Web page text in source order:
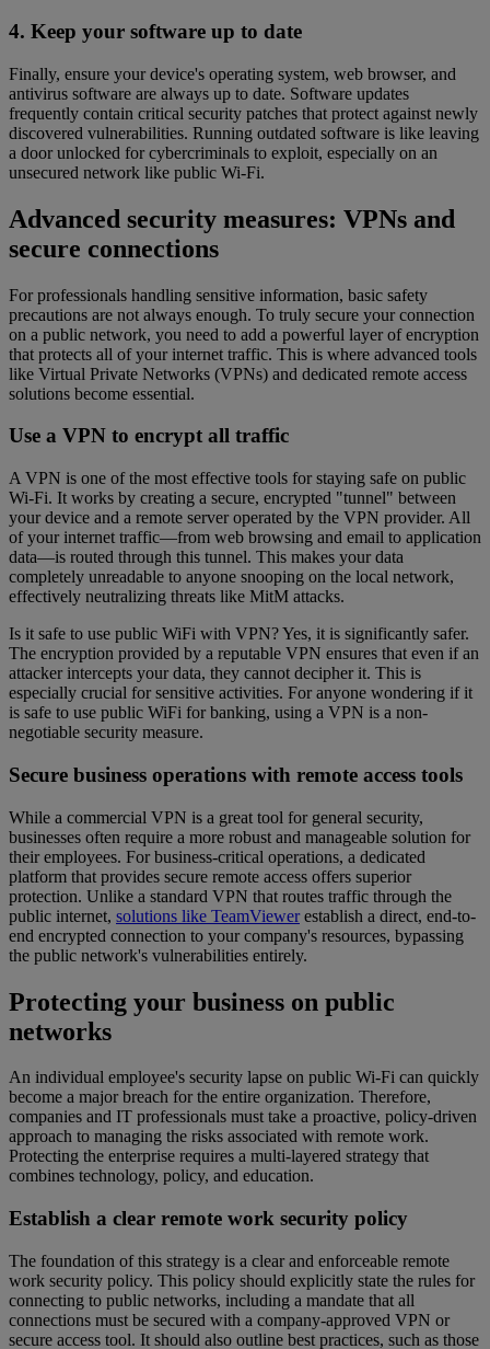
4. Keep your software up to date
Finally, ensure your device's operating system, web browser, and
antivirus software are always up to date. Software updates
frequently contain critical security patches that protect against newly
discovered vulnerabilities. Running outdated software is like leaving
a door unlocked for cybercriminals to exploit, especially on an
unsecured network like public Wi-Fi.
Advanced security measures: VPNs and
secure connections
For professionals handling sensitive information, basic safety
precautions are not always enough. To truly secure your connection
on a public network, you need to add a powerful layer of encryption
that protects all of your internet traffic. This is where advanced tools
like Virtual Private Networks (VPNs) and dedicated remote access
solutions become essential.
Use a VPN to encrypt all traffic
A VPN is one of the most effective tools for staying safe on public
Wi-Fi. It works by creating a secure, encrypted "tunnel" between
your device and a remote server operated by the VPN provider. All
of your internet traffic—from web browsing and email to application
data—is routed through this tunnel. This makes your data
completely unreadable to anyone snooping on the local network,
effectively neutralizing threats like MitM attacks.
Is it safe to use public WiFi with VPN? Yes, it is significantly safer.
The encryption provided by a reputable VPN ensures that even if an
attacker intercepts your data, they cannot decipher it. This is
especially crucial for sensitive activities. For anyone wondering if it
is safe to use public WiFi for banking, using a VPN is a non-
negotiable security measure.
Secure business operations with remote access tools
While a commercial VPN is a great tool for general security,
businesses often require a more robust and manageable solution for
their employees. For business-critical operations, a dedicated
platform that provides secure remote access offers superior
protection. Unlike a standard VPN that routes traffic through the
public internet, solutions like TeamViewerestablish a direct, end-to-
end encrypted connection to your company's resources, bypassing
the public network's vulnerabilities entirely.
Protecting your business on public
networks
An individual employee's security lapse on public Wi-Fi can quickly
become a major breach for the entire organization. Therefore,
companies and IT professionals must take a proactive, policy-driven
approach to managing the risks associated with remote work.
Protecting the enterprise requires a multi-layered strategy that
combines technology, policy, and education.
Establish a clear remote work security policy
The foundation of this strategy is a clear and enforceable remote
work security policy. This policy should explicitly state the rules for
connecting to public networks, including a mandate that all
connections must be secured with a company-approved VPN or
secure access tool. It should also outline best practices, such as those